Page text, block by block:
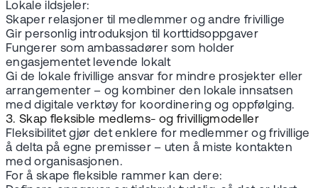
Lokale ildsjeler:
Skaper relasjoner til medlemmer og andre frivillige
Gir personlig introduksjon til korttidsoppgaver
Fungerer som ambassadører som holder
engasjementet levende lokalt
Gi de lokale frivillige ansvar for mindre prosjekter eller
arrangementer – og kombiner den lokale innsatsen
med digitale verktøy for koordinering og oppfølging.
3. Skap fleksible medlems- og frivilligmodeller
Fleksibilitet gjør det enklere for medlemmer og frivillige
å delta på egne premisser – uten å miste kontakten
med organisasjonen.
For å skape fleksible rammer kan dere: